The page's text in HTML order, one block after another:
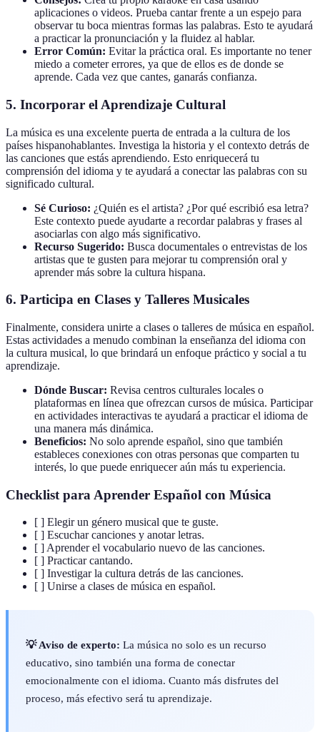
aplicaciones o videos. Prueba cantar frente a un espejo para
observar tu boca mientras formas las palabras. Esto te ayudará
a practicar la pronunciación y la fluidez al hablar.
Error Común: Evitar la práctica oral. Es importante no tener
miedo a cometer errores, ya que de ellos es de donde se
aprende. Cada vez que cantes, ganarás confianza.
5. Incorporar el Aprendizaje Cultural
La música es una excelente puerta de entrada a la cultura de los
países hispanohablantes. Investiga la historia y el contexto detrás de
las canciones que estás aprendiendo. Esto enriquecerá tu
comprensión del idioma y te ayudará a conectar las palabras con su
significado cultural.
Sé Curioso: ¿Quién es el artista? ¿Por qué escribió esa letra?
Este contexto puede ayudarte a recordar palabras y frases al
asociarlas con algo más significativo.
Recurso Sugerido: Busca documentales o entrevistas de los
artistas que te gusten para mejorar tu comprensión oral y
aprender más sobre la cultura hispana.
6. Participa en Clases y Talleres Musicales
Finalmente, considera unirte a clases o talleres de música en español.
Estas actividades a menudo combinan la enseñanza del idioma con
la cultura musical, lo que brindará un enfoque práctico y social a tu
aprendizaje.
Dónde Buscar: Revisa centros culturales locales o
plataformas en línea que ofrezcan cursos de música. Participar
en actividades interactivas te ayudará a practicar el idioma de
una manera más dinámica.
Beneficios: No solo aprende español, sino que también
estableces conexiones con otras personas que comparten tu
interés, lo que puede enriquecer aún más tu experiencia.
Checklist para Aprender Español con Música
[ ] Elegir un género musical que te guste.
[ ] Escuchar canciones y anotar letras.
[ ] Aprender el vocabulario nuevo de las canciones.
[ ] Practicar cantando.
[ ] Investigar la cultura detrás de las canciones.
[ ] Unirse a clases de música en español.
💡 Aviso de experto: La música no solo es un recurso
educativo, sino también una forma de conectar
emocionalmente con el idioma. Cuanto más disfrutes del
proceso, más efectivo será tu aprendizaje.